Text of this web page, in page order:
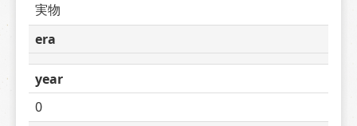
実物
era
year
0